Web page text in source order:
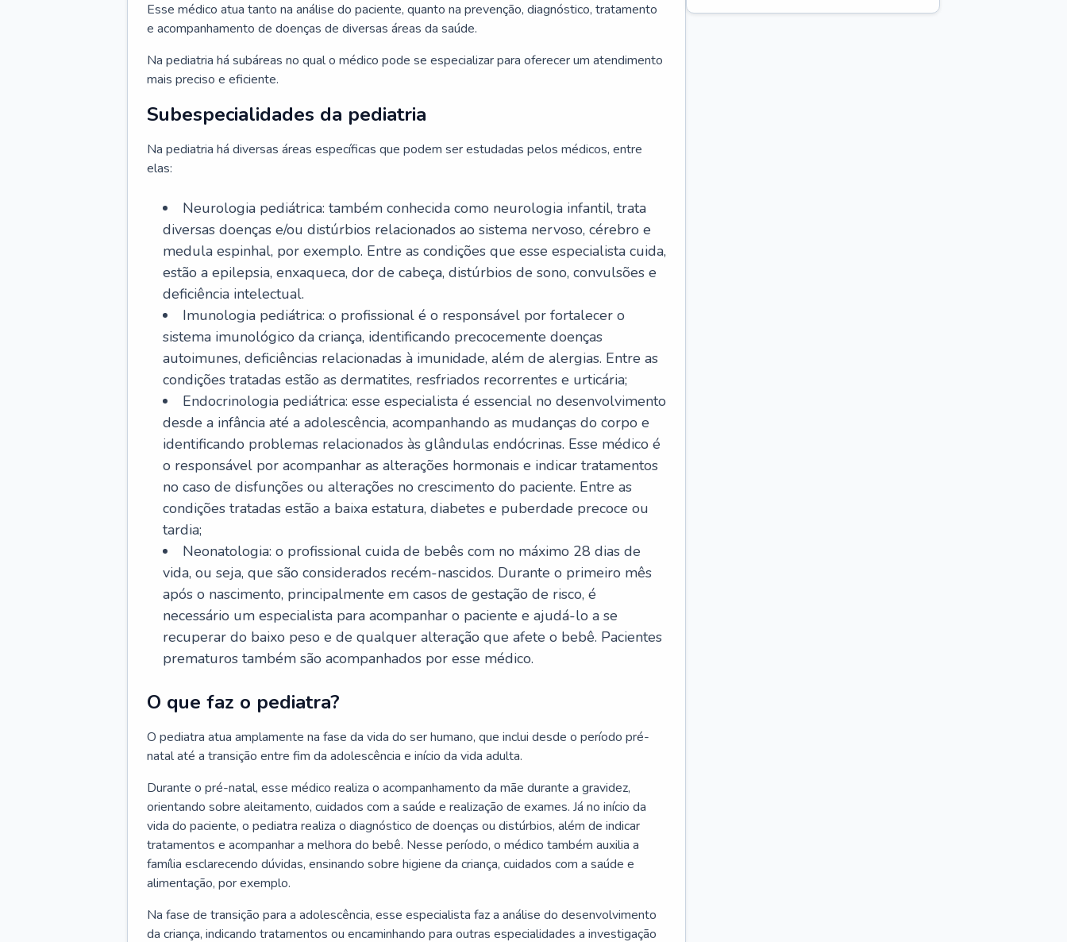
Esse médico atua tanto na análise do paciente, quanto na prevenção, diagnóstico, tratamento
e acompanhamento de doenças de diversas áreas da saúde.
Na pediatria há subáreas no qual o médico pode se especializar para oferecer um atendimento
mais preciso e eficiente.
Subespecialidades da pediatria
Na pediatria há diversas áreas específicas que podem ser estudadas pelos médicos, entre
elas:
Neurologia pediátrica: também conhecida como neurologia infantil, trata
diversas doenças e/ou distúrbios relacionados ao sistema nervoso, cérebro e
medula espinhal, por exemplo. Entre as condições que esse especialista cuida,
estão a epilepsia, enxaqueca, dor de cabeça, distúrbios de sono, convulsões e
deficiência intelectual.
Imunologia pediátrica: o profissional é o responsável por fortalecer o
sistema imunológico da criança, identificando precocemente doenças
autoimunes, deficiências relacionadas à imunidade, além de alergias. Entre as
condições tratadas estão as dermatites, resfriados recorrentes e urticária;
Endocrinologia pediátrica: esse especialista é essencial no desenvolvimento
desde a infância até a adolescência, acompanhando as mudanças do corpo e
identificando problemas relacionados às glândulas endócrinas. Esse médico é
o responsável por acompanhar as alterações hormonais e indicar tratamentos
no caso de disfunções ou alterações no crescimento do paciente. Entre as
condições tratadas estão a baixa estatura, diabetes e puberdade precoce ou
tardia;
Neonatologia: o profissional cuida de bebês com no máximo 28 dias de
vida, ou seja, que são considerados recém-nascidos. Durante o primeiro mês
após o nascimento, principalmente em casos de gestação de risco, é
necessário um especialista para acompanhar o paciente e ajudá-lo a se
recuperar do baixo peso e de qualquer alteração que afete o bebê. Pacientes
prematuros também são acompanhados por esse médico.
O que faz o pediatra?
O pediatra atua amplamente na fase da vida do ser humano, que inclui desde o período pré-
natal até a transição entre fim da adolescência e início da vida adulta.
Durante o pré-natal, esse médico realiza o acompanhamento da mãe durante a gravidez,
orientando sobre aleitamento, cuidados com a saúde e realização de exames. Já no início da
vida do paciente, o pediatra realiza o diagnóstico de doenças ou distúrbios, além de indicar
tratamentos e acompanhar a melhora do bebê. Nesse período, o médico também auxilia a
família esclarecendo dúvidas, ensinando sobre higiene da criança, cuidados com a saúde e
alimentação, por exemplo.
Na fase de transição para a adolescência, esse especialista faz a análise do desenvolvimento
da criança, indicando tratamentos ou encaminhando para outras especialidades a investigação